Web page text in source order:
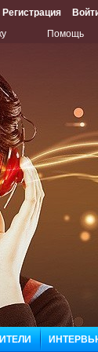
Регистрация
Помощь